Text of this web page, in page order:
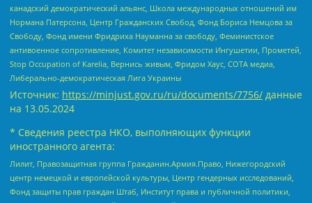
канадский демократический альянс, Школа международных отношений им
Нормана Патерсона, Центр Гражданских Свобод, Фонд Бориса Немцова за
Свободу, Фонд имени Фридриха Науманна за свободу, Феминистское
антивоенное сопротивление, Комитет независимости Ингушетии, Прометей,
Stop Occupation of Karelia, Вернись живым, Фридом Хаус, СОТА медиа,
Либерально-демократическая Лига Украины
Источник: https://minjust.gov.ru/ru/documents/7756/ данные
на 13.05.2024
* Сведения реестра НКО, выполняющих функции
иностранного агента:
Лилит, Правозащитная группа Гражданин.Армия.Право, Нижегородский
центр немецкой и европейской культуры, Центр гендерных исследований,
Фонд защиты прав граждан Штаб, Институт права и публичной политики,